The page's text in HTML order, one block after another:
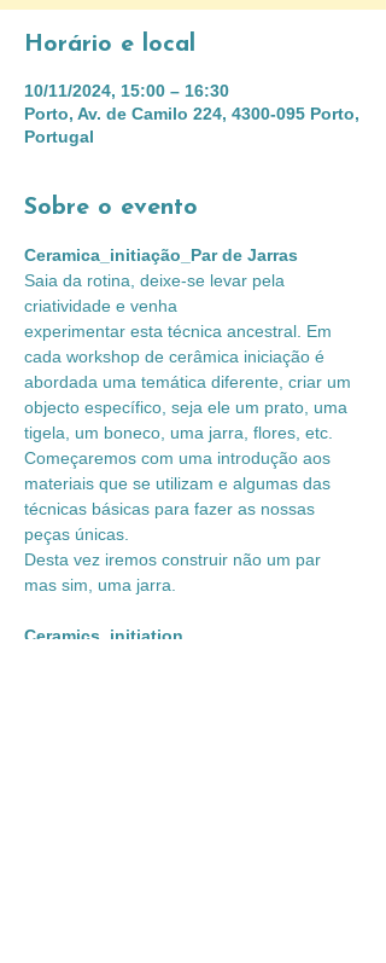
Horário e local
10/11/2024, 15:00 – 16:30
Porto, Av. de Camilo 224, 4300-095 Porto,
Portugal
Sobre o evento
Ceramica_initiação_Par de Jarras
Saia da rotina, deixe-se levar pela
criatividade e venha
experimentar esta técnica ancestral. Em
cada workshop de cerâmica iniciação é
abordada uma temática diferente, criar um
objecto específico, seja ele um prato, uma
tigela, um boneco, uma jarra, flores, etc.
Começaremos com uma introdução aos
materiais que se utilizam e algumas das
técnicas básicas para fazer as nossas
peças únicas.
Desta vez iremos construir não um par
mas sim, uma jarra.
Ceramics_initiation